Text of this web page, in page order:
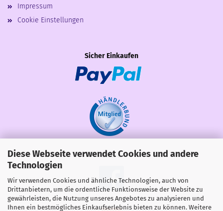
Diese Webseite verwendet Cookies und andere
Technologien
Wir verwenden Cookies und ähnliche Technologien, auch von
Drittanbietern, um die ordentliche Funktionsweise der Website zu
gewährleisten, die Nutzung unseres Angebotes zu analysieren und
Ihnen ein bestmögliches Einkaufserlebnis bieten zu können. Weitere
Impressum
Cookie Einstellungen
Sicher Einkaufen
Share